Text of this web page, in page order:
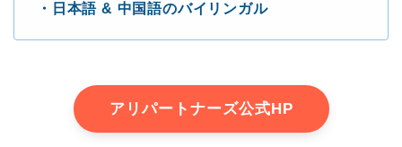
・日本語 & 中国語のバイリンガル
アリパートナーズ公式HP